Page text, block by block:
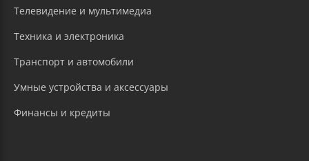
Телевидение и мультимедиа
Техника и электроника
Транспорт и автомобили
Умные устройства и аксессуары
Финансы и кредиты